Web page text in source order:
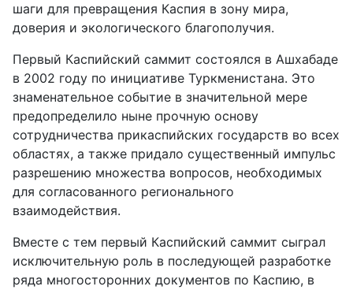
шаги для превращения Каспия в зону мира,
доверия и экологического благополучия.
Первый Каспийский саммит состоялся в Ашхабаде
в 2002 году по инициативе Туркменистана. Это
знаменательное событие в значительной мере
предопределило ныне прочную основу
сотрудничества прикаспийских государств во всех
областях, а также придало существенный импульс
разрешению множества вопросов, необходимых
для согласованного регионального
взаимодействия.
Вместе с тем первый Каспийский саммит сыграл
исключительную роль в последующей разработке
ряда многосторонних документов по Каспию, в